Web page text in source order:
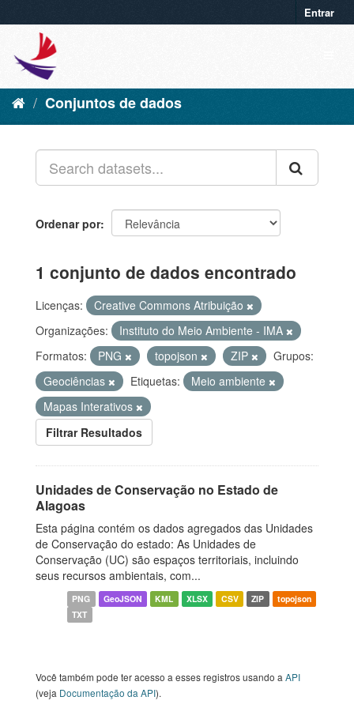
Entrar
Conjuntos de dados
Ordenar por
1 conjunto de dados encontrado
Licenças:
Creative Commons Atribuição
Organizações:
Instituto do Meio Ambiente - IMA
Formatos:
PNG topojson ZIP
Grupos:
Geociências
Etiquetas:
Meio ambiente
Mapas Interativos
Filtrar Resultados
Unidades de Conservação no Estado de
Alagoas
Esta página contém os dados agregados das Unidades
de Conservação do estado: As Unidades de
Conservação (UC) são espaços territoriais, incluindo
seus recursos ambientais, com...
PNG GeoJSON KML XLSX CSV ZIP
topojson
TXT
Você também pode ter acesso a esses registros usando a API
(veja Documentação da API).